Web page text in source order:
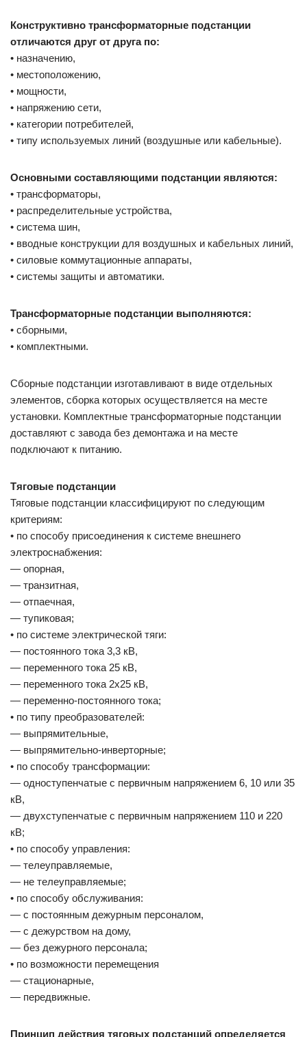
Конструктивно трансформаторные подстанции
отличаются друг от друга по:
• назначению,
• местоположению,
• мощности,
• напряжению сети,
• категории потребителей,
• типу используемых линий (воздушные или кабельные).
Основными составляющими подстанции являются:
• трансформаторы,
• распределительные устройства,
• система шин,
• вводные конструкции для воздушных и кабельных линий,
• силовые коммутационные аппараты,
• системы защиты и автоматики.
Трансформаторные подстанции выполняются:
• сборными,
• комплектными.
Сборные подстанции изготавливают в виде отдельных
элементов, сборка которых осуществляется на месте
установки. Комплектные трансформаторные подстанции
доставляют с завода без демонтажа и на месте
подключают к питанию.
Тяговые подстанции
Тяговые подстанции классифицируют по следующим
критериям:
• по способу присоединения к системе внешнего
электроснабжения:
— опорная,
— транзитная,
— отпаечная,
— тупиковая;
• по системе электрической тяги:
— постоянного тока 3,3 кВ,
— переменного тока 25 кВ,
— переменного тока 2х25 кВ,
— переменно-постоянного тока;
• по типу преобразователей:
— выпрямительные,
— выпрямительно-инверторные;
• по способу трансформации:
— одноступенчатые с первичным напряжением 6, 10 или 35
кВ,
— двухступенчатые с первичным напряжением 110 и 220
кВ;
• по способу управления:
— телеуправляемые,
— не телеуправляемые;
• по способу обслуживания:
— с постоянным дежурным персоналом,
— с дежурством на дому,
— без дежурного персонала;
• по возможности перемещения
— стационарные,
— передвижные.
Принцип действия тяговых подстанций определяется